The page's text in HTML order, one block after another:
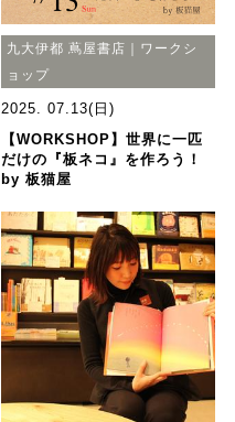
九大伊都 蔦屋書店｜ワークシ
ョップ
2025. 07.13(日)
【WORKSHOP】世界に一匹
だけの『板ネコ』を作ろう！
by 板猫屋